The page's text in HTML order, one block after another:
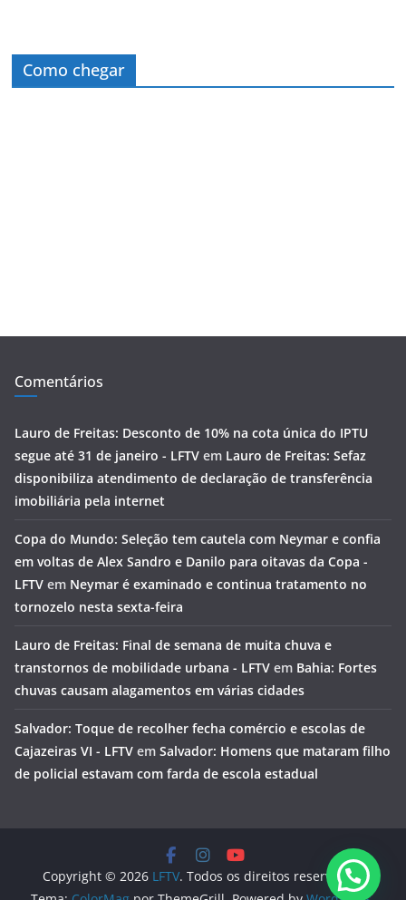
Como chegar
Comentários
Lauro de Freitas: Desconto de 10% na cota única do IPTU
segue até 31 de janeiro - LFTV em Lauro de Freitas: Sefaz
disponibiliza atendimento de declaração de transferência
imobiliária pela internet
Copa do Mundo: Seleção tem cautela com Neymar e confia
em voltas de Alex Sandro e Danilo para oitavas da Copa -
LFTV em Neymar é examinado e continua tratamento no
tornozelo nesta sexta-feira
Lauro de Freitas: Final de semana de muita chuva e
transtornos de mobilidade urbana - LFTV em Bahia: Fortes
chuvas causam alagamentos em várias cidades
Salvador: Toque de recolher fecha comércio e escolas de
Cajazeiras VI - LFTV em Salvador: Homens que mataram filho
de policial estavam com farda de escola estadual
Copyright © 2026 LFTV. Todos os direitos reservados.